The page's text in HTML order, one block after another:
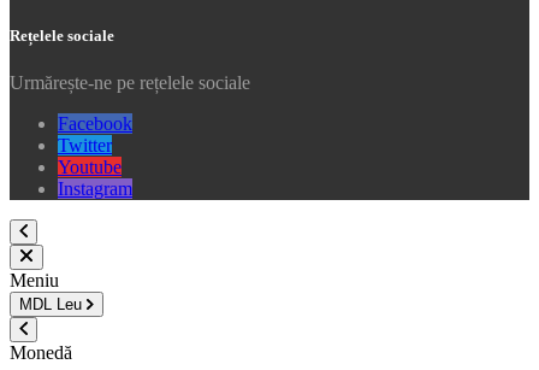
Rețelele sociale
Urmărește-ne pe rețelele sociale
Facebook
Twitter
Youtube
Instagram
Meniu
MDL Leu
Monedă